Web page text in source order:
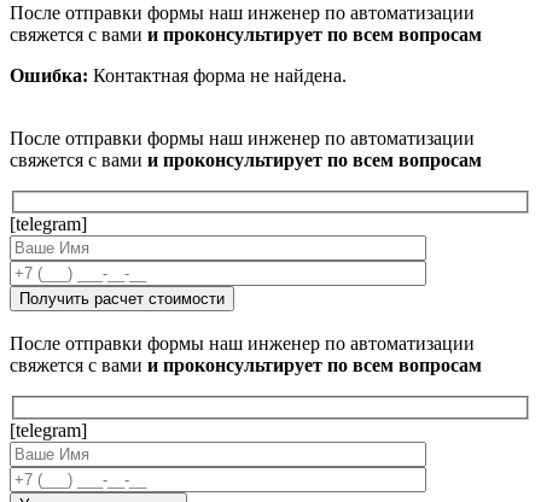
После отправки формы наш инженер по автоматизации
свяжется с вами и проконсультирует по всем вопросам
Ошибка: Контактная форма не найдена.
После отправки формы наш инженер по автоматизации
свяжется с вами и проконсультирует по всем вопросам
[telegram]
После отправки формы наш инженер по автоматизации
свяжется с вами и проконсультирует по всем вопросам
[telegram]